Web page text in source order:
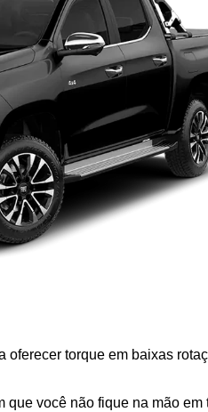
torque em baixas
você não fique na mão